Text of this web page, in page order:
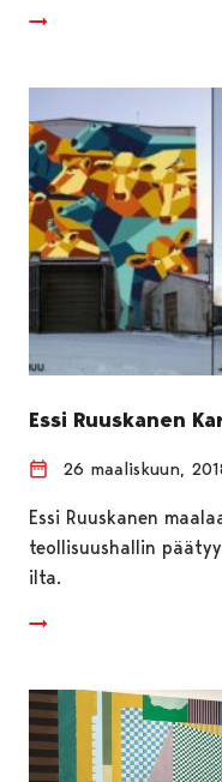
Essi Ruuskanen
26 maaliskuun,
Essi Ruuskanen
teollisuushallin
ilta.